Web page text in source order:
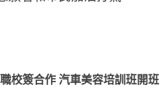
校簽合作 汽車美容培訓班開班